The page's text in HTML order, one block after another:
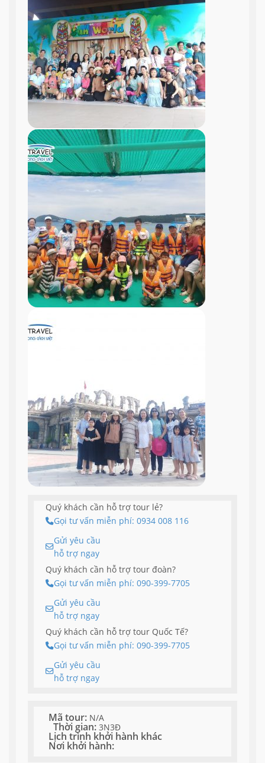
Quý khách cần hỗ trợ tour lẻ?
Gọi tư vấn miễn phí: 0934 008 116
Gửi yêu cầu
hỗ trợ ngay
Quý khách cần hỗ trợ tour đoàn?
Gọi tư vấn miễn phí: 090-399-7705
Gửi yêu cầu
hỗ trợ ngay
Quý khách cần hỗ trợ tour Quốc Tế?
Gọi tư vấn miễn phí: 090-399-7705
Gửi yêu cầu
hỗ trợ ngay
Mã tour: N/A
Thời gian: 3N3Đ
Lịch trình khởi hành khác
Nơi khởi hành: